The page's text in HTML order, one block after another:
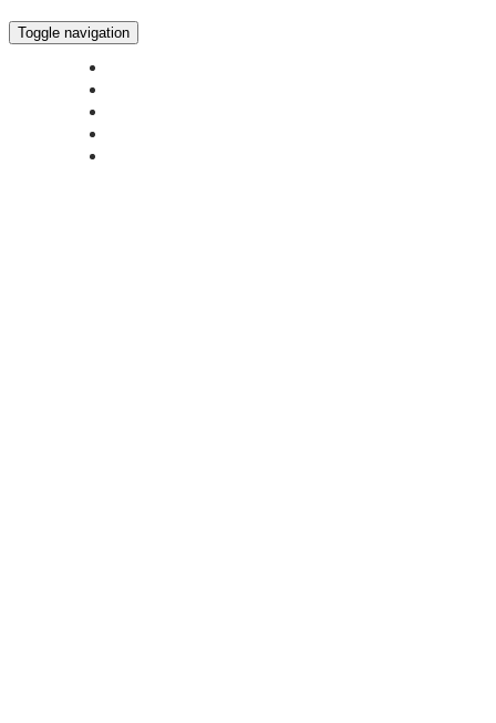
Toggle navigation